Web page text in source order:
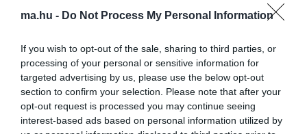
ma.hu - Do Not Process My Personal Information
If you wish to opt-out of the sale, sharing to third parties, or
processing of your personal or sensitive information for
targeted advertising by us, please use the below opt-out
section to confirm your selection. Please note that after your
opt-out request is processed you may continue seeing
interest-based ads based on personal information utilized by
Dunából - a rendőrség lefoglalta
keretszerződését
Megérkezett az eső a Duna vízgyűjtőjére
14:26
Újabb két gyanúsítottat fogtak el a 600 milliós
ingatlanmaffia ügyében
12:56
Vizes Eb - Megvan az első magyar arany, a nyíltvízi úszó